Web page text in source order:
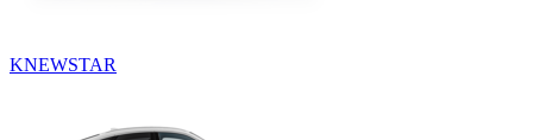
KNEWSTAR